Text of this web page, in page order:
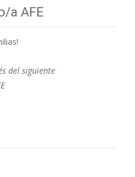
a AFE
del siguiente